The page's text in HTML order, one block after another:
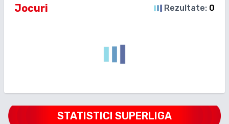
Jocuri Rezultate: 0
STATISTICI SUPERLIGA